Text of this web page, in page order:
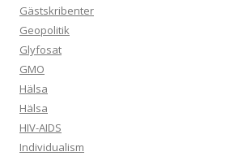
Gästskribenter
Geopolitik
Glyfosat
GMO
Hälsa
Hälsa
HIV-AIDS
Individualism